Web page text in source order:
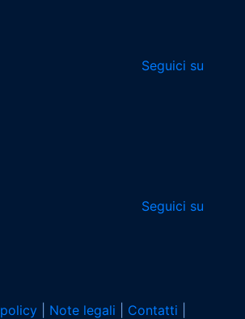
Seguici su
Seguici su
Utili
Note legali Contatti